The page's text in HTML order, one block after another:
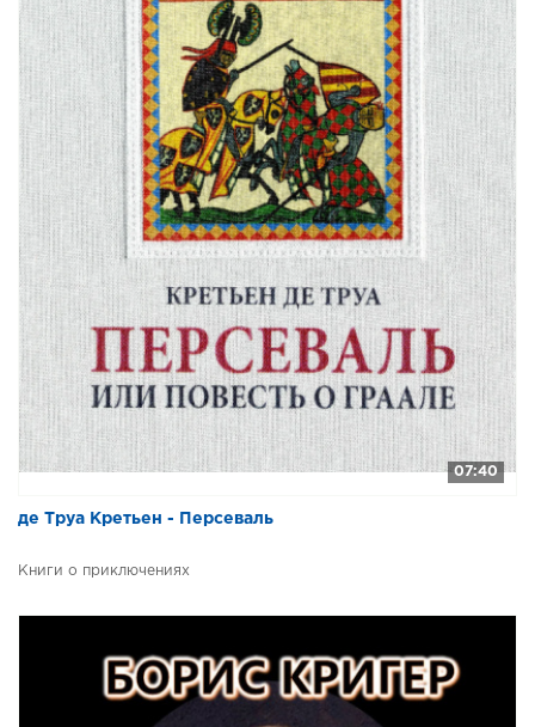
07:40
де Труа Кретьен - Персеваль
Книги о приключениях